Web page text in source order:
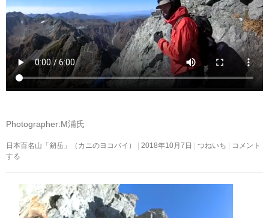
Photographer:M浦氏
日本百名山「剱岳」（カニのヨコバイ） 2018年10月7日 つねいち
コメント
する